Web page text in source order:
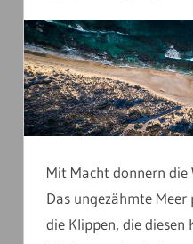
Mit Macht donnern die
Das ungezähmte
die Klippen, die diesen